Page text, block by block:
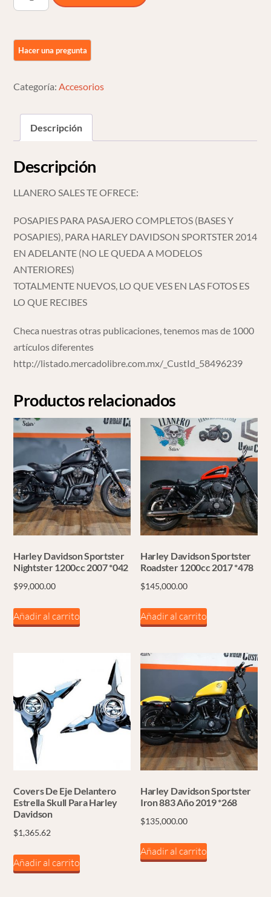
Harley
Sportster
O
Categoría: Accesorios
Descripción
Descripción
LLANERO SALES TE OFRECE:
POSAPIES PARA PASAJERO COMPLETOS (BASES Y
POSAPIES), PARA HARLEY DAVIDSON SPORTSTER 2014
EN ADELANTE (NO LE QUEDA A MODELOS
ANTERIORES)
TOTALMENTE NUEVOS, LO QUE VES EN LAS FOTOS ES
LO QUE RECIBES
Checa nuestras otras publicaciones, tenemos mas de 1000
artículos diferentes
http://listado.mercadolibre.com.mx/_CustId_58496239
Productos relacionados
Harley Davidson Sportster
Nightster 1200cc 2007 *042
$99,000.00
Añadir al carrito
Harley Davidson Sportster
Roadster 1200cc 2017 *478
$145,000.00
Añadir al carrito
Covers De Eje Delantero
Estrella Skull Para Harley
Davidson
$1,365.62
Añadir al carrito
Harley Davidson Sportster
Iron 883 Año 2019 *268
$135,000.00
Añadir al carrito